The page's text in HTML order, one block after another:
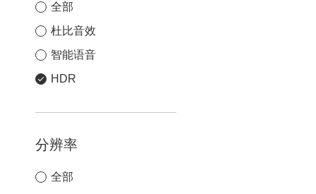
全部
杜比音效
智能语音
HDR
分辨率
全部